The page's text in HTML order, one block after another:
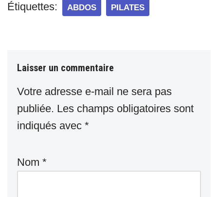
Étiquettes: ABDOS PILATES
Laisser un commentaire
Votre adresse e-mail ne sera pas
publiée. Les champs obligatoires sont
indiqués avec *
Nom *